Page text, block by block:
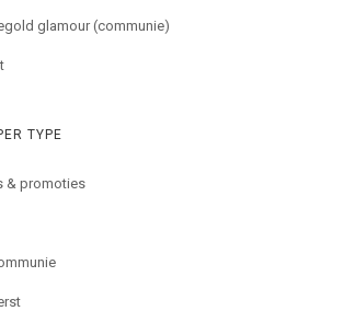
glamour (communie)
TYPE
& promoties